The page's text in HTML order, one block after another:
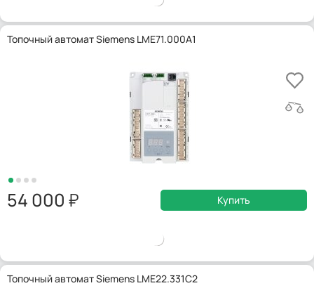
Топочный автомат Siemens LME71.000A1
54 000 Купить
Топочный автомат Siemens LME22.331C2